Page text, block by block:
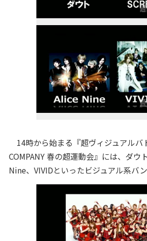
14時から始まる『超ヴィジュアルバ
COMPANY 春の超運動会』には、ダウ
Nine、VIVIDといったビジュアル系バ